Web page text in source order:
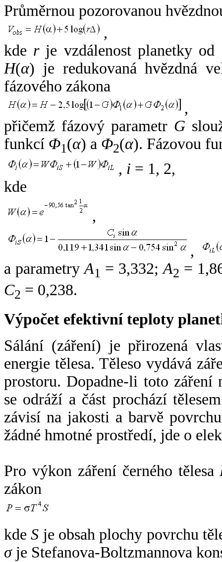
Průměrnou pozorovanou
,
kde rje vzdálenost planetky od
H(α) je redukovaná hvězdná
fázového zákona
,
přičemž fázový parametr G
funkcí Φ1(α) a Φ2(α). Fázovou
, i = 1, 2,
kde
,
,
a parametryA1 = 3,332;A2 =
C2 = 0,238.
Výpočet efektivní teploty
Sálání (záření) je přirozená
energie tělesa. Těleso vydává
prostoru. Dopadne-li toto záření
se odráží a část prochází
závisí na jakosti a barvě
žádné hmotné prostředí, jde o
Pro výkon záření černého tělesa
zákon
kdeS je obsah plochy povrchu
σje Stefanova-Boltzmannova